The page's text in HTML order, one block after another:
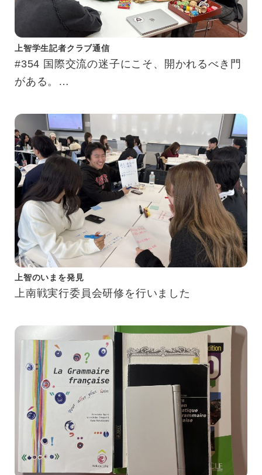
上智学生記者クラブ通信
#354 国際交流の迷子にこそ、開かれるべき門
がある。
ス「SSIC」に潜入してきました。
上智のいまを発見
上南戦実行委員会研修を行いました